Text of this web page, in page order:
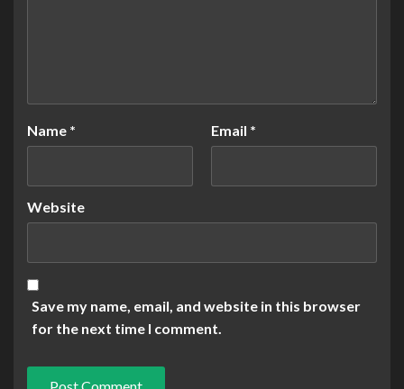
Name * Email *
Website
Save my name, email, and website in this browser
for the next time I comment.